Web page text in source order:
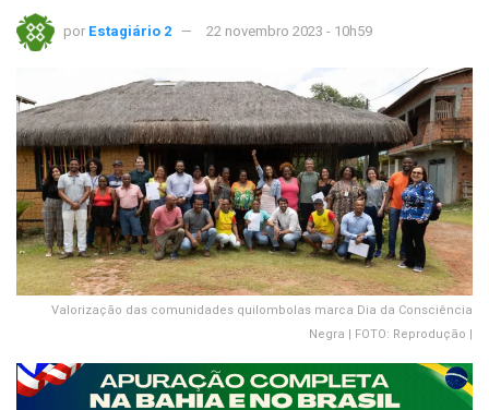
por Estagiário 2 22 novembro 2023 - 10h59
Valorização das comunidades quilombolas marca Dia da Consciência
Negra | FOTO: Reprodução |